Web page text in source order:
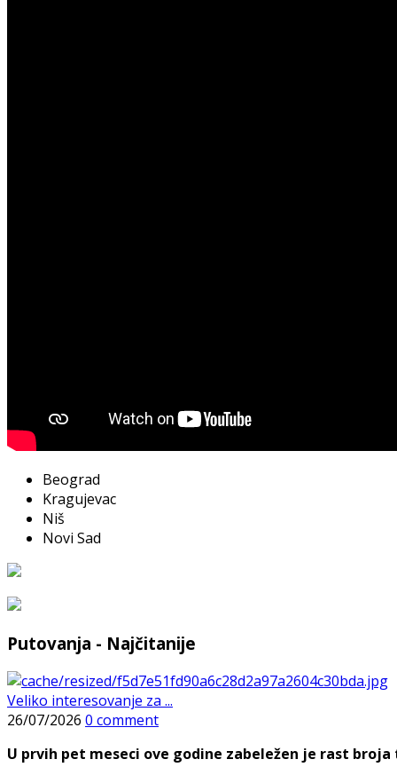
Beograd
Kragujevac
Niš
Novi Sad
Putovanja - Najčitanije
Veliko interesovanje za ...
26/07/2026 0 comment
U prvih pet meseci ove godine zabeležen je rast